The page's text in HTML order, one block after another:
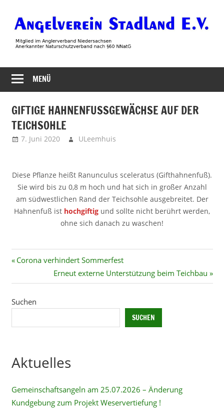
Inhalt
springen
Angelverein
Stadland
MENÜ
GIFTIGE HAHNENFUSSGEWÄCHSE AUF DER T
EICHSOHLE
7. Juni 2020 ULeemhuis
Diese Pflanze heißt Ranunculus sceleratus (Gifthahnenfuß).
Sie wird bis zu 0,8 m hoch und hat sich in großer Anzahl
am südwestlichen Rand der Teichsohle ausgebreitet. Der
Hahnenfuß ist hochgiftig und sollte nicht berührt werden,
ohne sich danach zu waschen!
Beitragsnavigation
Vorheriger
Corona verhindert Sommerfest
Nächster
Beitrag:
Erneut externe Unterstützung beim Teichbau
Suchen
SUCHEN
Aktuelles
Gemeinschaftsangeln am 25.07.2026 – Änderung
Kundgebung zum Projekt Weservertiefung !